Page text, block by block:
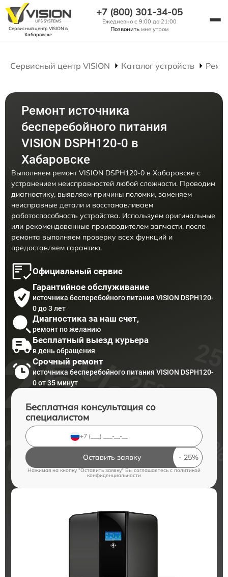
Сервисный центр VISION в
Хабаровске
+7 (800) 301-34-05
Ежедневно с 9:00 до 21:00
Позвонить мне утром
Сервисный центр VISION Каталог устройств
Ремонт источника
бесперебойного питания
VISION DSPH120-0 в
Хабаровске
Выполняем ремонт VISION DSPH120-0 в Хабаровске с
устранением неисправностей любой сложности. Проводим
диагностику, выявляем причины поломки, заменяем
неисправные детали и восстанавливаем
работоспособность устройства. Используем оригинальные
или рекомендованные производителем запчасти, после
ремонта выполняем проверку всех функций и
предоставляем гарантию.
Официальный сервис
Гарантийное обслуживание
источника бесперебойного питания VISION DSPH120-
0 до 3 лет
Диагностика за наш счет,
ремонт по желанию
Бесплатный выезд курьера
в день обращения
Срочный ремонт
источника бесперебойного питания VISION DSPH120-
0 от 35 минут
Бесплатная консультация со
специалистом
Оставить заявку
Нажимая на кнопку "Оставить заявку" Вы соглашаетесь cполитикой
конфиденциальности